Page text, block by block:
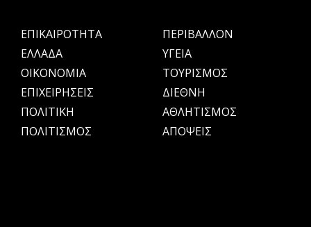
ΕΠΙΚΑΙΡΟΤΗΤΑ
ΕΛΛΑΔΑ
OIKONOMIA
ΕΠΙΧΕΙΡΗΣΕΙΣ
ΠΟΛΙΤΙΚΗ
ΠΟΛΙΤΙΣΜΟΣ
ΠΕΡΙΒΑΛΛΟΝ
ΥΓΕΙΑ
ΤΟΥΡΙΣΜΟΣ
ΔΙΕΘΝΗ
ΑΘΛΗΤΙΣΜΟΣ
ΑΠΟΨΕΙΣ